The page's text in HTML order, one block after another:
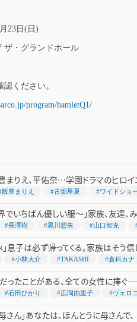
23日(日)
ザ・グランドホール
ください。
program/hamletQ1/
まりえ、平佑奈…学園ドラマのヒロ
飯豊まりえ #古畑星夏 #ワイドショ
でいちばん優しい服～」家族、友達、
#長澤樹 #黒川想矢 #山口智充
息子は必ず帰ってくる。家族はそう信
#小林大介 #TAKASHI #倉科カナ
だったことがある、全ての女性に捧ぐ
#石田ひかり #広岡由里子 #ヴェロ
さん」あなたは、ほんとうに母さんで